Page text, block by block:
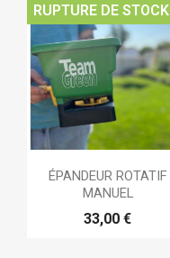
ÉPANDEUR ROTATIF
MANUEL
33,00 €
RUPTURE DE STOCK